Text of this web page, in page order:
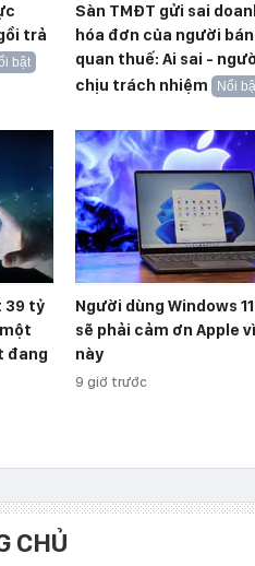
trả
bật
Sàn TMĐT gửi sai
hóa đơn của người
quan thuế: Ai sai -
chịu trách nhiệm
Nổi
39 tỷ
đang
Người dùng Windows
sẽ phải cảm ơn Apple
này
9 giờ trước
CHỦ